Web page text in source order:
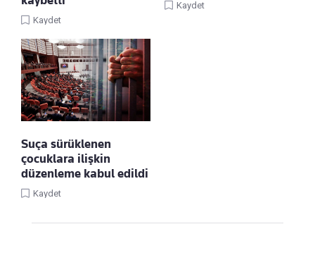
Kaydet
Kaydet
Suça sürüklenen
çocuklara ilişkin
düzenleme kabul edildi
Kaydet